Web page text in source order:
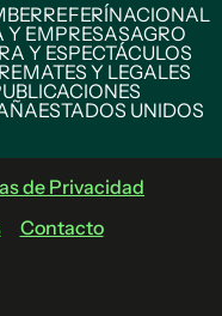
REFERÍNACIONAL
Y EMPRESASAGRO
Y ESPECTÁCULOS
REMATES Y LEGALES
ESTADOS UNIDOS
de Privacidad
Contacto